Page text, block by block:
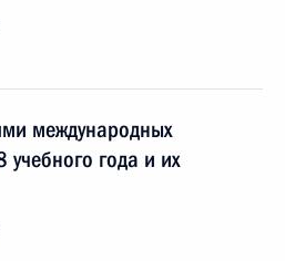
международных
года и их